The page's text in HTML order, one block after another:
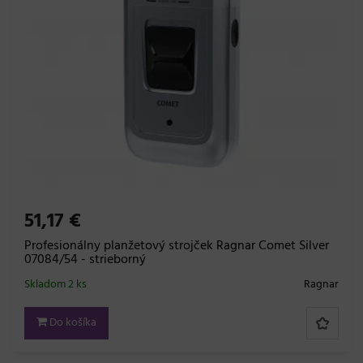
51,17 €
Profesionálny planžetový strojček Ragnar Comet Silver
07084/54 - strieborný
Ragnar
Skladom 2 ks
Do košíka